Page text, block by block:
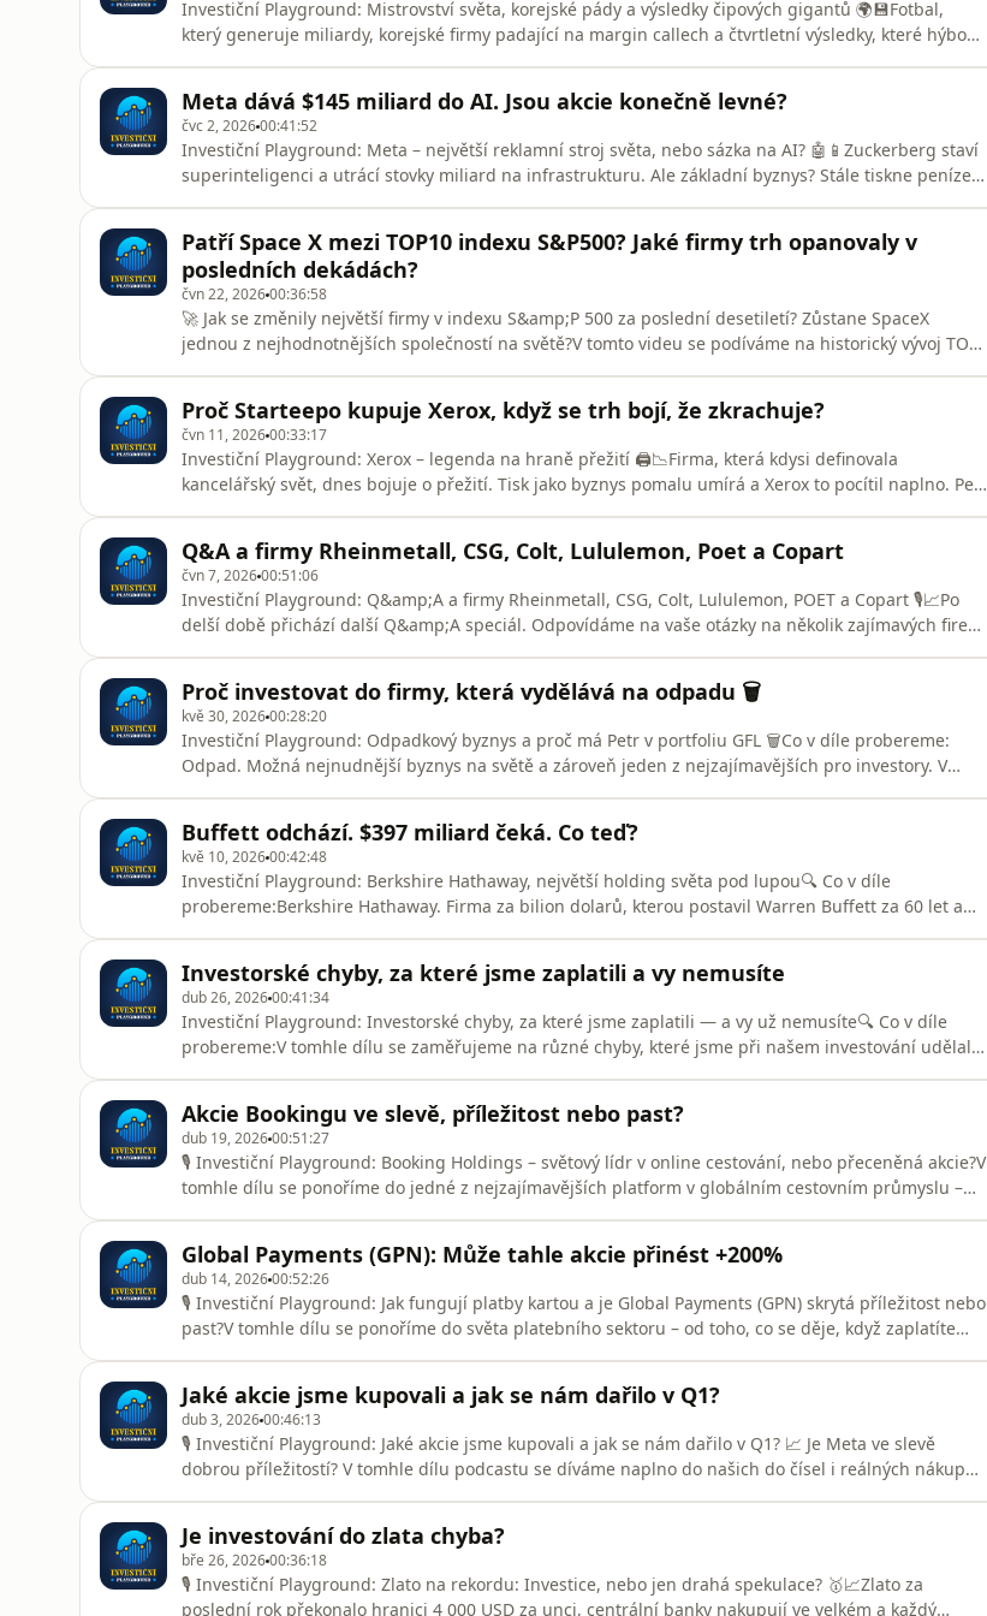
Investiční Playground: Mistrovství světa, korejské pády a výsledky čipových gigantů 🌍💾Fotbal,
který generuje miliardy, korejské firmy padající na margin callech a čtvrtletní výsledky, které hýbou
propouští, zatím
Meta dává $145 miliard do AI. Jsou akcie konečně levné?
čvc 2, 202600:41:52
Investiční Playground: Meta – největší reklamní stroj světa, nebo sázka na AI? 🤖📱Zuckerberg staví
superinteligenci a utrácí stovky miliard na infrastrukturu. Ale základní byznys? Stále tiskne peníze
osa:[0:00]
Patří Space X mezi TOP10 indexu S&P500? Jaké firmy trh opanovaly v
posledních dekádách?
čvn 22, 202600:36:58
🚀 Jak se změnily největší firmy v indexu S&amp;P 500 za poslední desetiletí? Zůstane SpaceX
jednou z nejhodnotnějších společností na světě?V tomto videu se podíváme na historický vývoj TOP
průmysl a přepisuje h
Proč Starteepo kupuje Xerox, když se trh bojí, že zkrachuje?
čvn 11, 202600:33:17
Investiční Playground: Xerox – legenda na hraně přežití 🖨️📉Firma, která kdysi definovala
kancelářský svět, dnes bojuje o přežití. Tisk jako byznys pomalu umírá a Xerox to pocítil naplno. Petr
tom všem může být skrytá in
Q&A a firmy Rheinmetall, CSG, Colt, Lululemon, Poet a Copart
čvn 7, 202600:51:06
Investiční Playground: Q&amp;A a firmy Rheinmetall, CSG, Colt, Lululemon, POET a Copart 🎙️📈Po
delší době přichází další Q&amp;A speciál. Odpovídáme na vaše otázky na několik zajímavých firem
zaměříme se na spotřebitelskou značku Lululemon, technologickou společnost POET Technologies a
také na Copart, jedn
Proč investovat do firmy, která vydělává na odpadu 🗑️
kvě 30, 202600:28:20
Investiční Playground: Odpadkový byznys a proč má Petr v portfoliu GFL 🗑️Co v díle probereme:
Odpad. Možná nejnudnější byznys na světě a zároveň jeden z nejzajímavějších pro investory. V
věci. Petrova in
Buffett odchází. $397 miliard čeká. Co teď?
kvě 10, 202600:42:48
Investiční Playground: Berkshire Hathaway, největší holding světa pod lupou🔍 Co v díle
probereme:Berkshire Hathaway. Firma za bilion dolarů, kterou postavil Warren Buffett za 60 let a
správně ocenit firmu, která má $397 m
Investorské chyby, za které jsme zaplatili a vy nemusíte
dub 26, 202600:41:34
Investiční Playground: Investorské chyby, za které jsme zaplatili — a vy už nemusíte🔍 Co v díle
probereme:V tomhle dílu se zaměřujeme na různé chyby, které jsme při našem investování udělali,
poslechněte si naše zk
Akcie Bookingu ve slevě, příležitost nebo past?
dub 19, 202600:51:27
🎙 Investiční Playground: Booking Holdings – světový lídr v online cestování, nebo přeceněná akcie?V
tomhle dílu se ponoříme do jedné z nejzajímavějších platform v globálním cestovním průmyslu –
vypadá celá s
Global Payments (GPN): Může tahle akcie přinést +200%
dub 14, 202600:52:26
🎙 Investiční Playground: Jak fungují platby kartou a je Global Payments (GPN) skrytá příležitost nebo
past?V tomhle dílu se ponoříme do světa platebního sektoru – od toho, co se děje, když zaplatíte
jsou klíčoví hr
Jaké akcie jsme kupovali a jak se nám dařilo v Q1?
dub 3, 202600:46:13
🎙 Investiční Playground: Jaké akcie jsme kupovali a jak se nám dařilo v Q1? 📈 Je Meta ve slevě
dobrou příležitostí? V tomhle dílu podcastu se díváme naplno do našich do čísel i reálných nákupů
Speciální fokus: Meta –
Je investování do zlata chyba?
bře 26, 202600:36:18
🎙 Investiční Playground: Zlato na rekordu: Investice, nebo jen drahá spekulace? 🥇📈Zlato za
poslední rok překonalo hranici 4 000 USD za unci, centrální banky nakupují ve velkém a každý